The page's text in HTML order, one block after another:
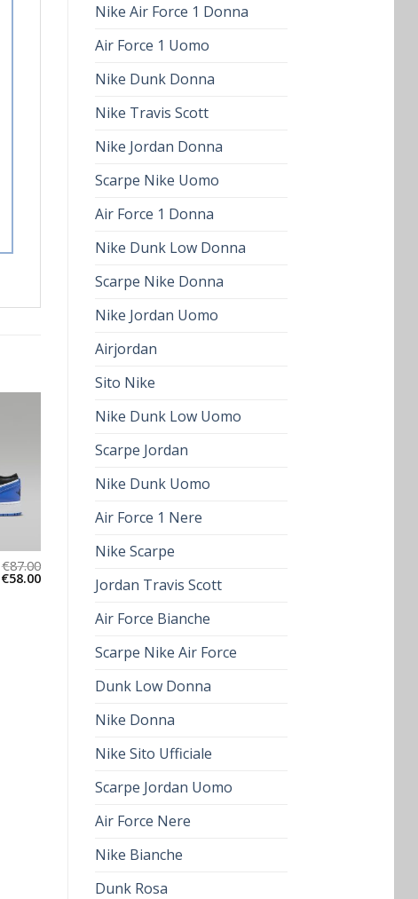
Nike Air Force 1 Donna
Air Force 1 Uomo
Nike Dunk Donna
Nike Travis Scott
Nike Jordan Donna
Scarpe Nike Uomo
Air Force 1 Donna
Nike Dunk Low Donna
Scarpe Nike Donna
Nike Jordan Uomo
Airjordan
Sito Nike
Nike Dunk Low Uomo
Scarpe Jordan
Nike Dunk Uomo
Air Force 1 Nere
Nike Scarpe
Jordan Travis Scott
Air Force Bianche
Scarpe Nike Air Force
Dunk Low Donna
Nike Donna
Nike Sito Ufficiale
Scarpe Jordan Uomo
Air Force Nere
Nike Bianche
Dunk Rosa
€87.00
€58.00